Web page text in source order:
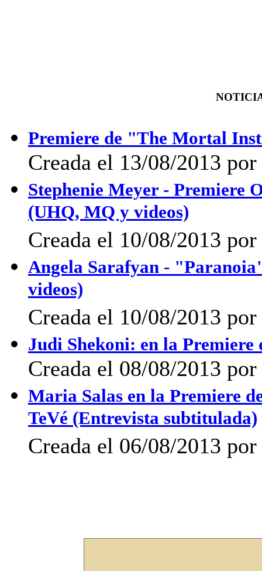
Premiere de "The Mortal
Creada el 13/08/2013
Stephenie Meyer - Premiere
(UHQ, MQ y videos)
Creada el 10/08/2013
Angela Sarafyan -
videos)
Creada el 10/08/2013
Judi Shekoni: en la
Creada el 08/08/2013
Maria Salas en la Premiere
TeVé (Entrevista subtitulada)
Creada el 06/08/2013